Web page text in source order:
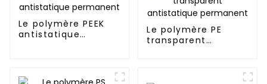
Le polymère PEEK
antistatique
Le polymère PE
transparent